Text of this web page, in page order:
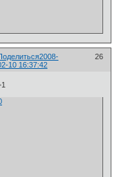
26
2008-
10 16:37:42